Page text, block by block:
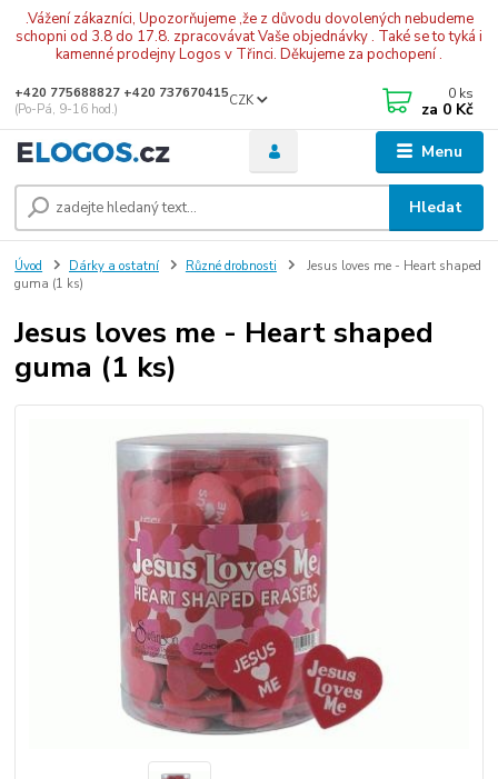
.Vážení zákazníci, Upozorňujeme ,že z důvodu dovolených nebudeme
schopni od 3.8 do 17.8. zpracovávat Vaše objednávky . Také se to tyká i
kamenné prodejny Logos v Třinci. Děkujeme za pochopení .
Menu
CZK
Hledat
+420 775688827 +420 737670415
(Po-Pá, 9-16 hod.)
0 ks
za 0 Kč
Úvod Dárky a ostatní Různé drobnosti
Jesus loves me - Heart shaped
guma (1 ks)
Jesus loves me - Heart shaped
guma (1 ks)